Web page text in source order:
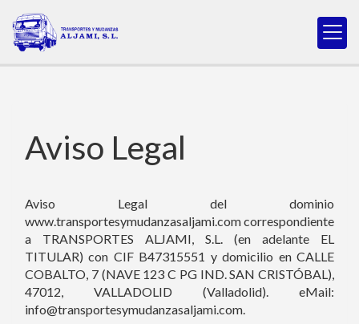
Aviso Legal
Aviso Legal del dominio
www.transportesymudanzasaljami.comcorrespondiente
a TRANSPORTES ALJAMI, S.L. (en adelante EL
TITULAR) con CIF B47315551 y domicilio enCALLE
COBALTO, 7 (NAVE 123 C PG IND. SAN CRISTÓBAL),
47012, VALLADOLID (Valladolid). eMail:
info@transportesymudanzasaljami.com.